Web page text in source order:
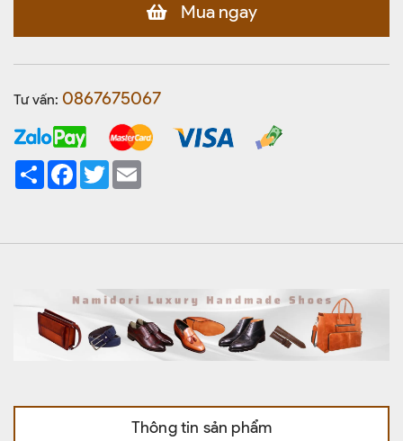
Mua ngay
Tư vấn: 0867675067
Share Facebook
Twitter
Thông tin sản phẩm